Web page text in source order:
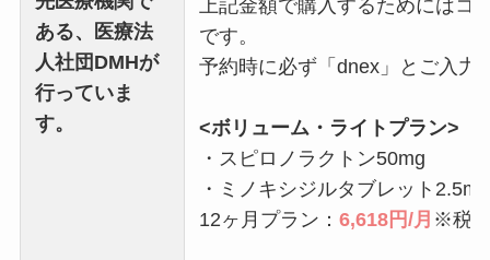
ある、医療法
人社団DMHが
行っていま
す。
上記金額で購入するためにはコ
です。
予約時に必ず「dnex」とご入力
<ボリューム・ライトプラン>
・スピロノラクトン50mg
・ミノキシジルタブレット2.5mg
12ヶ月プラン：6,618円/月 ※税